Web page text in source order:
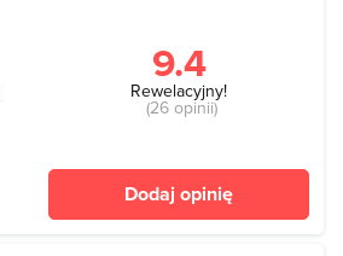
9.4
Rewelacyjny!
(26 opinii)
Dodaj opinię